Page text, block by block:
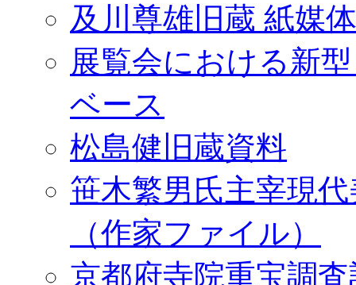
及川尊雄旧蔵 紙媒
展覧会における新
ベース
松島健旧蔵資料
笹木繁男氏主宰現
（作家ファイル）
京都府寺院重宝調